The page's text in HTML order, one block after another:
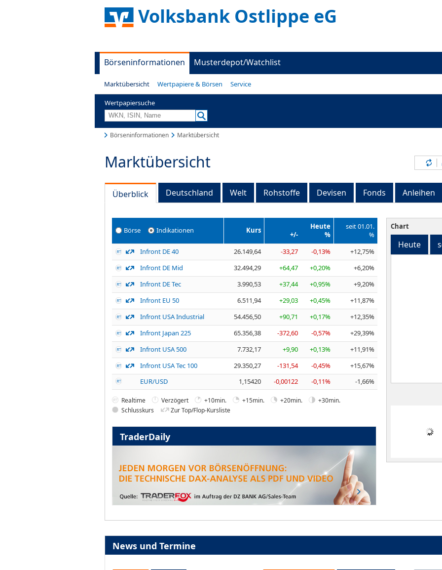
Volksbank Ostlippe eG
Börseninformationen Musterdepot/Watchlist
Marktübersicht Wertpapiere & Börsen Service
Wertpapiersuche
Börseninformationen Marktübersicht
Marktübersicht
Überblick Deutschland Welt Rohstoffe Devisen Fonds Anleihen
Börse Indikationen Kurs Heute
seit 01.01.
+/-
%
%
Infront DE 40
26.149,64 -33,27 -0,13%
+12,75%
Infront DE Mid
32.494,29 +64,47 +0,20%
+6,20%
Infront DE Tec
3.990,53 +37,44 +0,95%
+9,20%
Infront EU 50
6.511,94 +29,03 +0,45%
+11,87%
Infront USA Industrial
54.456,50 +90,71 +0,17%
+12,35%
Infront Japan 225
65.356,38 -372,60 -0,57%
+29,39%
Infront USA 500
7.732,17 +9,90 +0,13%
+11,91%
Infront USA Tec 100
29.350,27 -131,54 -0,45%
+15,67%
EUR/USD
1,15420 -0,00122 -0,11% -1,66%
Realtime Verzögert +10min. +15min. +20min.
+30min.
Schlusskurs
Zur Top/Flop-Kursliste
TraderDaily
Chart
Heute
News und Termine